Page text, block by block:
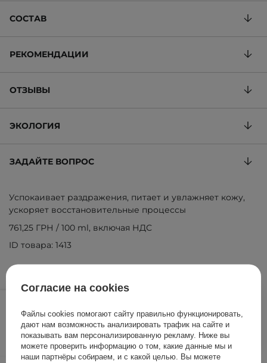
ДОБАВИТЬ В КОРЗИНУ
СОСТАВ
РЕКОМЕНДАЦИИ
ОТЗЫВЫ
ЭКОЛОГИЯ
ЗАДАЙТЕ ВОПРОС
Успокаивает раздражения, питает и увлажняет кожу,
ускоряет восстановительные процессы
761,25 ГРН / 100 ml, включая НДС
ID товара: 1413
Согласие на cookies
Файлы cookies помогают сайту правильно функционировать,
дают нам возможность анализировать трафик на сайте и
показывать вам персонализированную рекламу. Ниже вы
можете проверить информацию о том, какие данные мы и
наши партнёры собираем, и с какой целью. Вы можете